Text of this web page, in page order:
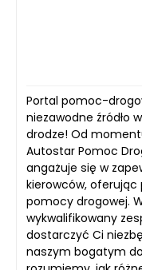
Portal pomoc-
niezawodne źródło
drodze! Od
Autostar Pomoc
angażuje się w
kierowców, oferując
pomocy drogowej.
wykwalifikowany
dostarczyć Ci
naszym bogatym